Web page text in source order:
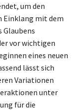
um den
Einklang mit dem
vor wichtigen
eines neuen
lässt sich
Variationen
unter
für die